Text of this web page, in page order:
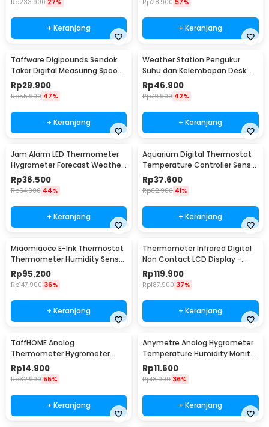
Rp233.900 27%
+ Keranjang
Rp28.900 57%
+ Keranjang
Taffware Digipounds Sendok
Takar Digital Measuring Spoon
500g 0.1g - HM10
Rp29.900
Rp55.900 47%
+ Keranjang
Weather Station Pengukur
Suhu dan Kelembapan Desk
Jam Alarm - 3210
Rp46.900
Rp79.900 42%
+ Keranjang
Jam Alarm LED Thermometer
Hygrometer Forecast Weather
Station - 2159T
Rp36.500
Rp64.900 44%
+ Keranjang
Aquarium Digital Thermostat
Temperature Controller Sensor
Multifungsi - STC-1000
Rp37.600
Rp62.900 41%
+ Keranjang
Miaomiaoce E-Ink Thermostat
Thermometer Humidity Sensor
- MHO-C201
Rp95.200
Rp147.900 36%
+ Keranjang
Thermometer Infrared Digital
Non Contact LCD Display -
600S
Rp119.900
Rp187.900 37%
+ Keranjang
TaffHOME Analog
Thermometer Hygrometer
Temperature Humidity -
TH101B
Rp14.900
Rp32.900 55%
+ Keranjang
Anymetre Analog Hygrometer
Temperature Humidity Monitor
- TH-108
Rp11.600
Rp18.000 36%
+ Keranjang